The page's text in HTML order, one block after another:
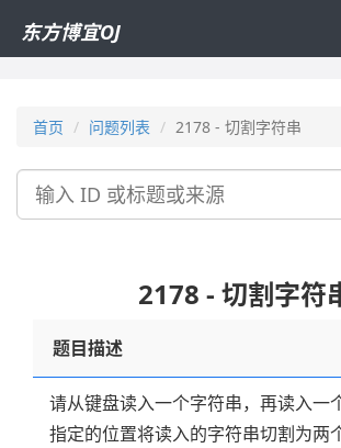
东方博宜OJ
首页 问题列表 2178 - 切割字符串
搜
2178 - 切割字符
题目描述
请从键盘读入一个字符串，再读入一
指定的位置将读入的字符串切割为两